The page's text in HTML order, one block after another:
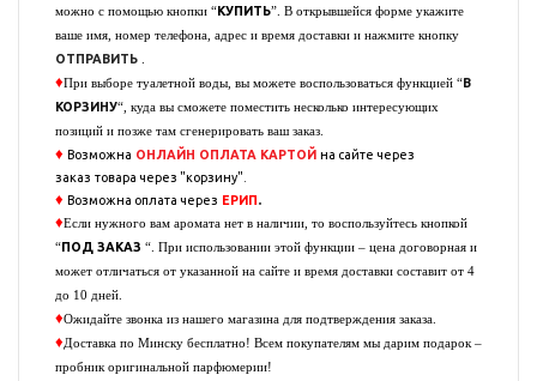
можно с помощью кнопки “КУПИТЬ”. В открывшейся форме укажите
ваше имя, номер телефона, адрес и время доставки и нажмите кнопку
ОТПРАВИТЬ
♦При выборе туалетной воды, вы можете воспользоваться функцией “В
КОРЗИНУ“, куда вы сможете поместить несколько интересующих
позиций и позже там сгенерировать ваш заказ.
♦ Возможна ОНЛАЙН ОПЛАТА КАРТОЙ на сайте через
заказ товара через "корзину".
♦ Возможна оплата через ЕРИП.
♦Если нужного вам аромата нет в наличии, то воспользуйтесь кнопкой
“ПОД ЗАКАЗ “. При использовании этой функции – цена договорная и
может отличаться от указанной на сайте и время доставки составит от 4
до 10 дней.
♦Ожидайте звонка из нашего магазина для подтверждения заказа.
♦Доставка по Минску бесплатно! Всем покупателям мы дарим подарок –
пробник оригинальной парфюмерии!